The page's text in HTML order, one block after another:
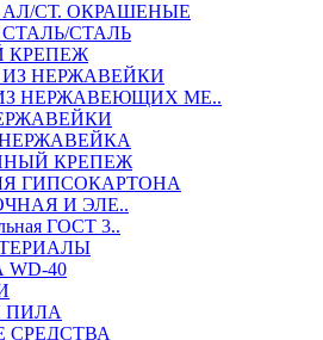
СТ. ОКРАШЕНЫЕ
СТАЛЬ
КРЕПЕЖ
НЕРЖАВЕЙКИ
НЕРЖАВЕЮЩИХ МЕ..
КРЕПЕЖ
ГИПСОКАРТОНА
И ЭЛЕ..
ГОСТ 3..
40
ПИЛА